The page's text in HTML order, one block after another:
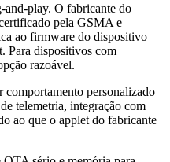
and-play. O fabricante do
pela GSMA e
ao firmware do dispositivo
Para dispositivos com
razoável.
personalizado
telemetria, integração com
ao que o applet do fabricante